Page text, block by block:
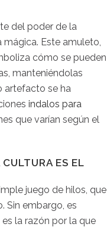
del poder de la
Este amuleto,
cómo se pueden
manteniéndolas
artefacto se ha
indalos para
que varían según el
ES EL
juego de hilos, que
Sin embargo, es
la razón por la que